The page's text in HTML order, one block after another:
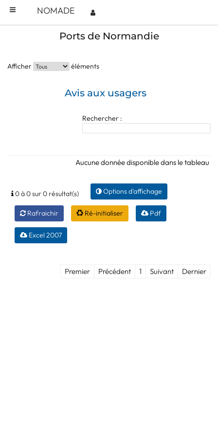
NOMADE
Ports de Normandie
Afficher éléments
Avis aux usagers
Rechercher :
Aucune donnée disponible dans le tableau
0 à 0 sur 0 résultat(s) Options d'affichage
Rafraichir Ré-initialiser Pdf
Excel 2007
Premier Précédent 1 Suivant Dernier